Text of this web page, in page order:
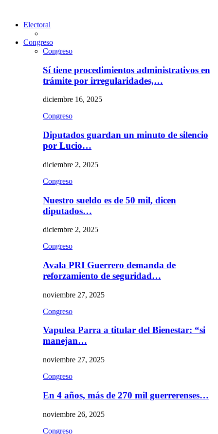
Electoral
Congreso
Congreso
Sí tiene procedimientos administrativos en
trámite por irregularidades,…
diciembre 16, 2025
Congreso
Diputados guardan un minuto de silencio
por Lucio…
diciembre 2, 2025
Congreso
Nuestro sueldo es de 50 mil, dicen
diputados…
diciembre 2, 2025
Congreso
Avala PRI Guerrero demanda de
reforzamiento de seguridad…
noviembre 27, 2025
Congreso
Vapulea Parra a titular del Bienestar: “si
manejan…
noviembre 27, 2025
Congreso
En 4 años, más de 270 mil guerrerenses…
noviembre 26, 2025
Congreso